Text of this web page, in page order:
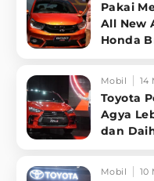
Pakai
All New
Honda
Mobil 14
Toyota
Agya
dan
Mobil 10